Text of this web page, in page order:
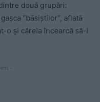
două grupări:
”băsiștilor”, aflată
o și căreia încearcă să-i
-